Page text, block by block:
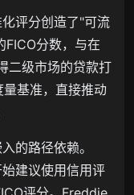
评分创造了"可流
分数，与在
二级市场的贷款打
基准，直接推动
的路径依赖。
建议使用信用评